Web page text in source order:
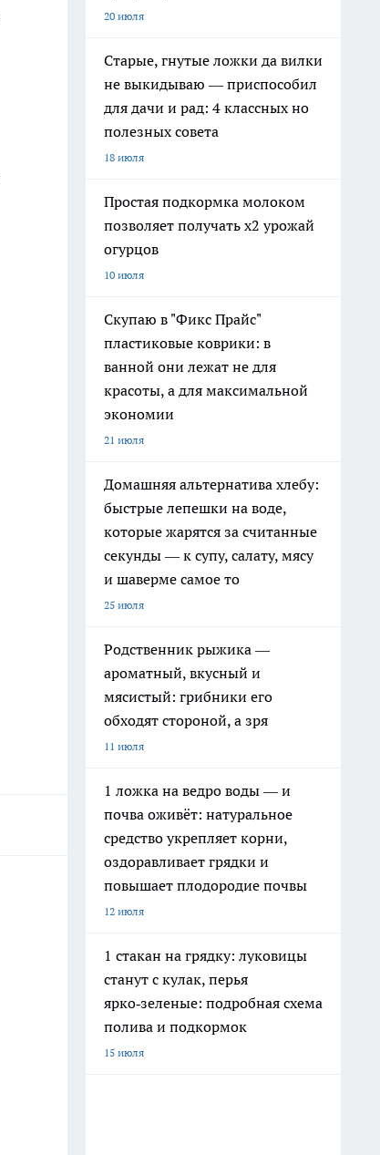
20 июля
Старые, гнутые ложки да вилки
не выкидываю — приспособил
для дачи и рад: 4 классных но
полезных совета
18 июля
Простая подкормка молоком
позволяет получать х2 урожай
огурцов
10 июля
Скупаю в "Фикс Прайс"
пластиковые коврики: в
ванной они лежат не для
красоты, а для максимальной
экономии
21 июля
Домашняя альтернатива хлебу:
быстрые лепешки на воде,
которые жарятся за считанные
секунды — к супу, салату, мясу
и шаверме самое то
25 июля
Родственник рыжика —
ароматный, вкусный и
мясистый: грибники его
обходят стороной, а зря
11 июля
1 ложка на ведро воды — и
почва оживёт: натуральное
средство укрепляет корни,
оздоравливает грядки и
повышает плодородие почвы
12 июля
1 стакан на грядку: луковицы
станут с кулак, перья
ярко‑зеленые: подробная схема
полива и подкормок
15 июля